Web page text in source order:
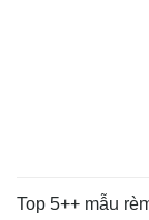
Top 5++ mẫu